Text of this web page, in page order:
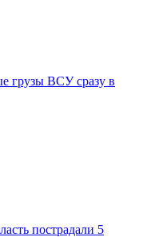
грузы ВСУ сразу в
пострадали 5